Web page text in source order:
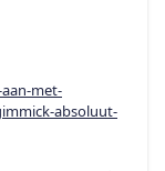
met-
absoluut-